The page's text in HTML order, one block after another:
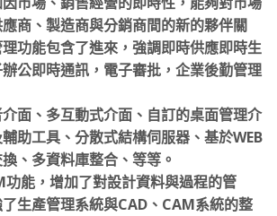
商、製造商與分銷商間的新的夥伴關
功能包含了進來，強調即時供應即時生
公即時通訊，電子審批，企業後勤管理
面、多互動式介面、自訂的桌面管理介
助工具、分散式結構伺服器、基於WEB
、多資料庫整合、等等。
功能，增加了對設計資料與過程的管
生產管理系統與CAD、CAM系統的整